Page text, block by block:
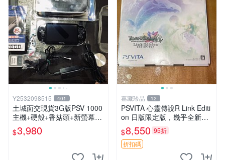
Y2532098515 401
土城面交現貨3G版PSV 1000
主機+硬殼+香菇頭+新螢幕玻
璃貼+初音掛繩+可改機版本8
成新 一年保修如照片所有的
$3,980
嘉藏珍品 12
PSVITA 心靈傳說R Link Editi
on 日版限定版，幾乎全新，
配件齊全，原裝包裝盒，說明
書，底座，掛件，布袋，卡都
在，游戲光盤已拆封但保存
$8,550 95折
折扣碼